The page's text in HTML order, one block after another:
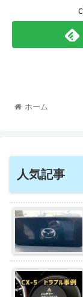
ホーム
人気記事